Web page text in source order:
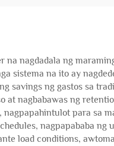
nagdadala ng
sistema na ito ay
savings ng gastos sa
at nagbabawas ng
para sa
nagpapababa
load conditions,